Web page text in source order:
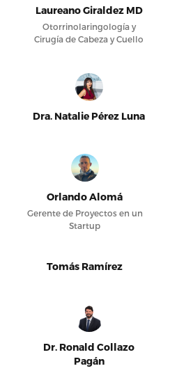
Laureano Giraldez MD
Otorrinolaringología y
Cirugía de Cabeza y Cuello
Dra. Natalie Pérez Luna
Orlando Alomá
Gerente de Proyectos en un
Startup
Tomás Ramírez
Dr. Ronald Collazo
Pagán